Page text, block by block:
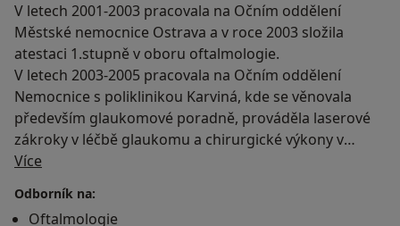
V letech 2001-2003 pracovala na Očním oddělení
Městské nemocnice Ostrava a v roce 2003 složila
atestaci 1.stupně v oboru oftalmologie.
V letech 2003-2005 pracovala na Očním oddělení
Nemocnice s poliklinikou Karviná, kde se věnovala
především glaukomové poradně, prováděla laserové
zákroky v léčbě glaukomu a chirurgické výkony v
oblasti víček.
Od roku 2006 do roku 2019 pracovala na Evropské
oční klinice Lexum Ostrava, kde se specializovala na
Více
Odborník na:
Oftalmologie